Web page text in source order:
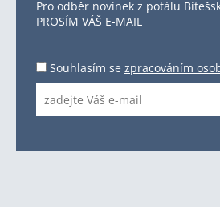
Pro odběr novinek z potálu
PROSÍM VÁŠ E-MAIL
Souhlasím se zpracováním